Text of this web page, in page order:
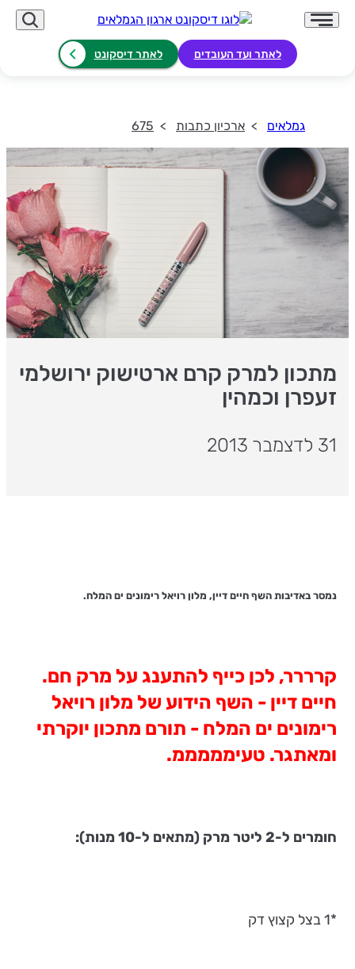
לאתר ועד העובדים לאתר דיסקונט
גמלאים ארכיון כתבות 675
מתכון למרק קרם ארטישוק ירושלמי
זעפרן וכמהין
31 לדצמבר 2013
נמסר באדיבות השף חיים דיין, מלון רויאל רימונים ים המלח.
קרררר, לכן כייף להתענג על מרק חם.
חיים דיין - השף הידוע של מלון רויאל
רימונים ים המלח - תורם מתכון יוקרתי
ומאתגר. טעימממממ.
חומרים ל-2 ליטר מרק (מתאים ל-10 מנות):
*1 בצל קצוץ דק